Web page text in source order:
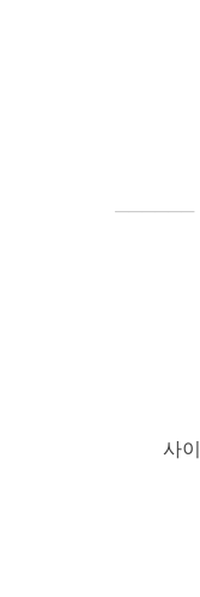
──────
사